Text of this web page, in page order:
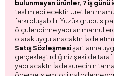
bulunmayan ürünler, 7 iş günü
teslim edilecektir. Üretilen
farkı oluşabilir. Yüzük grubu
ölçülendirme yapılan
olarak uygulanacaktır. İade
Satış Sözleşmesişartlarına
gerçekleştirdiğiniz şekilde
yapılacaktır. İade sürecinin